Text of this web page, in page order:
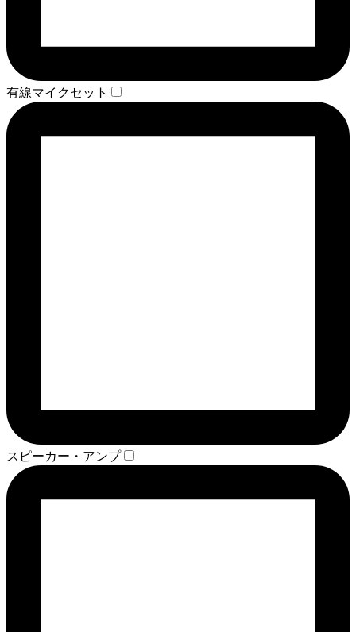
有線マイクセット
スピーカー・アンプ